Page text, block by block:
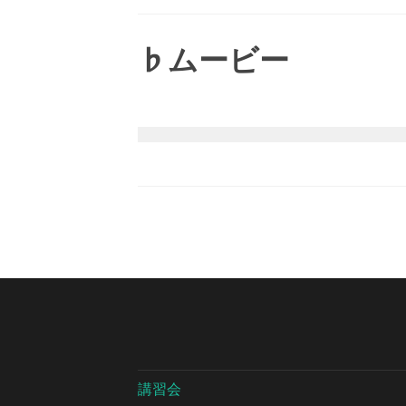
♭ムービー
講習会